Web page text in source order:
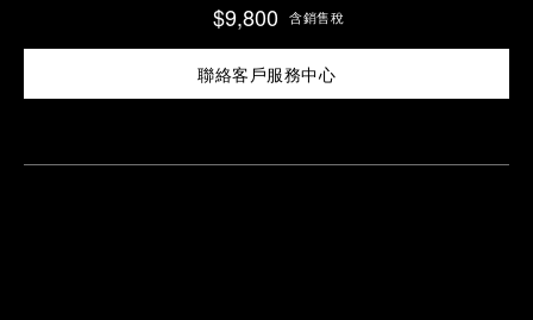
$9,800 含銷售稅
聯絡客戶服務中心